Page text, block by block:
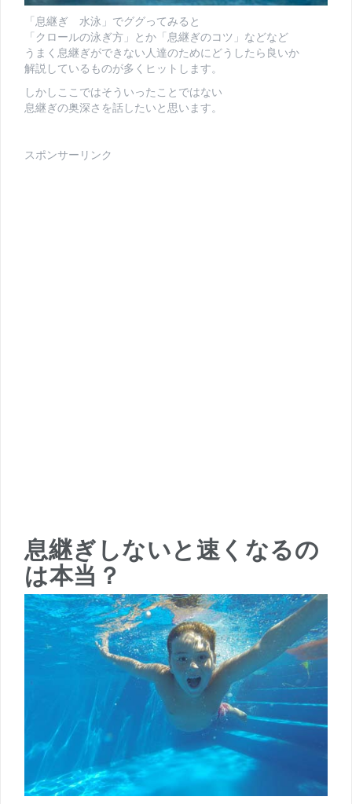
「息継ぎ 水泳」でググってみると
「クロールの泳ぎ方」とか「息継ぎのコツ」などなど
うまく息継ぎができない人達のためにどうしたら良いか
解説しているものが多くヒットします。
しかしここではそういったことではない
息継ぎの奥深さを話したいと思います。
スポンサーリンク
息継ぎしないと速くなるの
は本当？